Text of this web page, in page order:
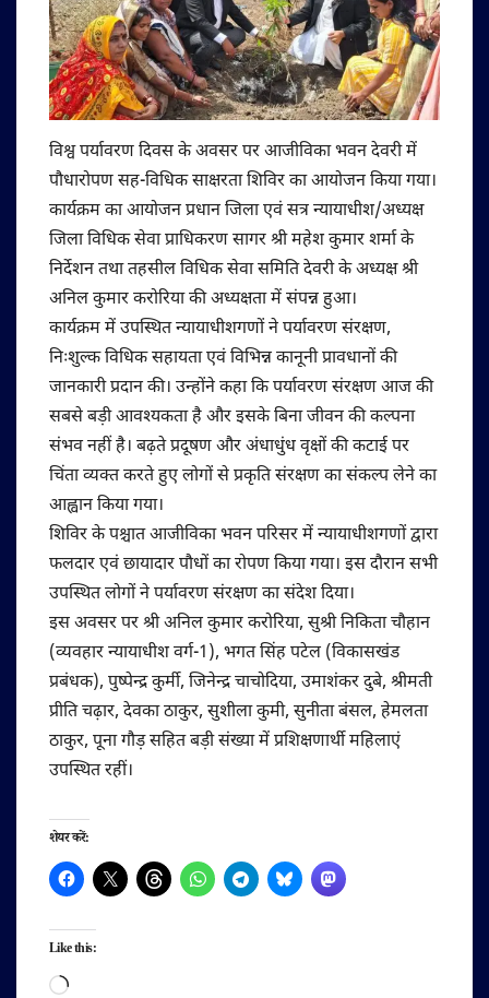
विश्व पर्यावरण दिवस के अवसर पर आजीविका भवन देवरी में
पौधारोपण सह-विधिक साक्षरता शिविर का आयोजन किया गया।
कार्यक्रम का आयोजन प्रधान जिला एवं सत्र न्यायाधीश/अध्यक्ष
जिला विधिक सेवा प्राधिकरण सागर श्री महेश कुमार शर्मा के
निर्देशन तथा तहसील विधिक सेवा समिति देवरी के अध्यक्ष श्री
अनिल कुमार करोरिया की अध्यक्षता में संपन्न हुआ।
कार्यक्रम में उपस्थित न्यायाधीशगणों ने पर्यावरण संरक्षण,
निःशुल्क विधिक सहायता एवं विभिन्न कानूनी प्रावधानों की
जानकारी प्रदान की। उन्होंने कहा कि पर्यावरण संरक्षण आज की
सबसे बड़ी आवश्यकता है और इसके बिना जीवन की कल्पना
संभव नहीं है। बढ़ते प्रदूषण और अंधाधुंध वृक्षों की कटाई पर
चिंता व्यक्त करते हुए लोगों से प्रकृति संरक्षण का संकल्प लेने का
आह्वान किया गया।
शिविर के पश्चात आजीविका भवन परिसर में न्यायाधीशगणों द्वारा
फलदार एवं छायादार पौधों का रोपण किया गया। इस दौरान सभी
उपस्थित लोगों ने पर्यावरण संरक्षण का संदेश दिया।
इस अवसर पर श्री अनिल कुमार करोरिया, सुश्री निकिता चौहान
(व्यवहार न्यायाधीश वर्ग-1), भगत सिंह पटेल (विकासखंड
प्रबंधक), पुष्पेन्द्र कुर्मी, जिनेन्द्र चाचोदिया, उमाशंकर दुबे, श्रीमती
प्रीति चढ़ार, देवका ठाकुर, सुशीला कुमी, सुनीता बंसल, हेमलता
ठाकुर, पूना गौड़ सहित बड़ी संख्या में प्रशिक्षणार्थी महिलाएं
उपस्थित रहीं।
शेयर करें:
Like this:
Loading…